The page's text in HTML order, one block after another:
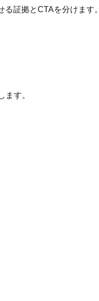
証拠とCTAを分けます。
す。